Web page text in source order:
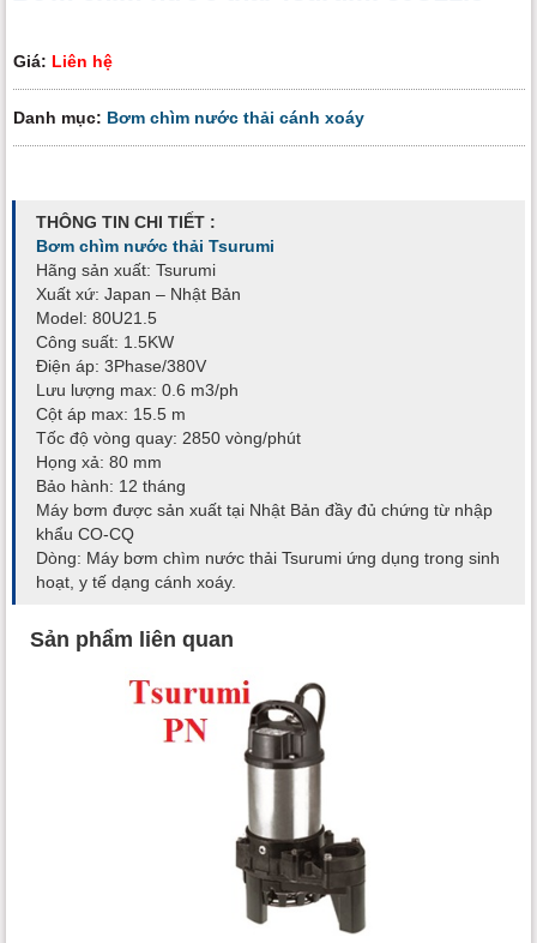
Giá: Liên hệ
Danh mục: Bơm chìm nước thải cánh xoáy
THÔNG TIN CHI TIẾT :
Bơm chìm nước thải Tsurumi
Hãng sản xuất: Tsurumi
Xuất xứ: Japan – Nhật Bản
Model: 80U21.5
Công suất: 1.5KW
Điện áp: 3Phase/380V
Lưu lượng max: 0.6 m3/ph
Cột áp max: 15.5 m
Tốc độ vòng quay: 2850 vòng/phút
Họng xả: 80 mm
Bảo hành: 12 tháng
Máy bơm được sản xuất tại Nhật Bản đầy đủ chứng từ nhập
khẩu CO-CQ
Dòng: Máy bơm chìm nước thải Tsurumi ứng dụng trong sinh
hoạt, y tế dạng cánh xoáy.
Sản phẩm liên quan